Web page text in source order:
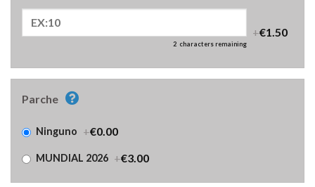
2 characters remaining
+€1.50
Parche
Ninguno +€0.00
MUNDIAL 2026 +€3.00